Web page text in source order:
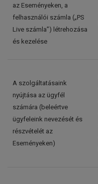
az Eseményeken, a
felhasználói számla („PS
Live számla”) létrehozása
és kezelése
A szolgáltatásaink
nyújtása az ügyfél
számára (beleértve
ügyfeleink nevezését és
részvételét az
Eseményeken)